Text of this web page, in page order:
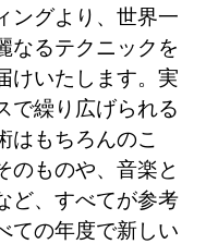
ングより、世界一
なるテクニックを
けいたします。実
で繰り広げられる
はもちろんのこ
のものや、音楽と
ど、すべてが参考
ての年度で新しい